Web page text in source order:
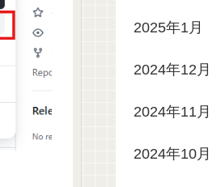
2025年1月
2024年12月
2024年11月
2024年10月